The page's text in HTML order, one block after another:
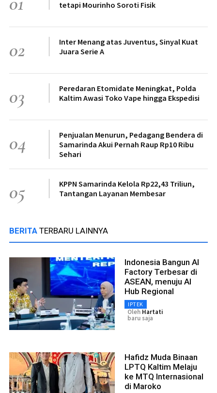
tetapi Mourinho Soroti Fisik
02
Inter Menang atas Juventus, Sinyal Kuat
Juara Serie A
03
Peredaran Etomidate Meningkat, Polda
Kaltim Awasi Toko Vape hingga Ekspedisi
04
Penjualan Menurun, Pedagang Bendera di
Samarinda Akui Pernah Raup Rp10 Ribu
Sehari
05
KPPN Samarinda Kelola Rp22,43 Triliun,
Tantangan Layanan Membesar
BERITA TERBARU LAINNYA
Indonesia Bangun AI
Factory Terbesar di
ASEAN, menuju AI
Hub Regional
IPTEK
Oleh Hartati
baru saja
Hafidz Muda Binaan
LPTQ Kaltim Melaju
ke MTQ Internasional
di Maroko